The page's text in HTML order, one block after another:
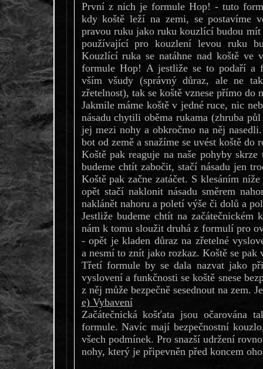
První z nich je formule Hop! - tuto
kdy koště leží na zemi, se postavíme
pravou ruku jako ruku kouzlící budou
používající pro kouzlení levou ruku
Kouzlící ruka se natáhne nad koště ve
formule Hop! A jestliže se to podaří a
vším všudy (správný důraz, ale ne
zřetelnost), tak se koště vznese přímo do
Jakmile máme koště v jedné ruce, nic
násadu chytili oběma rukama (zhruba
jej mezi nohy a obkročmo na něj
bot od země a snažíme se uvést koště do
Koště pak reaguje na naše pohyby
budeme chtít zabočit, stačí násadu jen
Koště pak začne zatáčet. S klesáním
opět stačí naklonit násadu směrem
naklánět nahoru a poletí výše či dolů a
Jestliže budeme chtít na začátečnickém
nám k tomu sloužit druhá z formulí pro
- opět je kladen důraz na zřetelné
a nesmí to znít jako rozkaz. Koště se pak
Třetí formule by se dala nazvat jako
vyslovení a funkčnosti se koště snese
z něj může bezpečně sesednout na zem.
e) Vybavení
Začátečnická košťata jsou očarována
formule. Navíc mají bezpečnostní
všech podmínek. Pro snazší udržení
nohy, který je připevněn před koncem